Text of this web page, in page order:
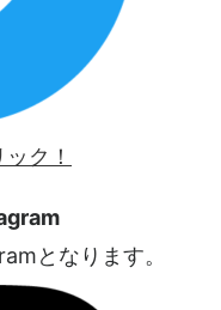
ク！
となります。